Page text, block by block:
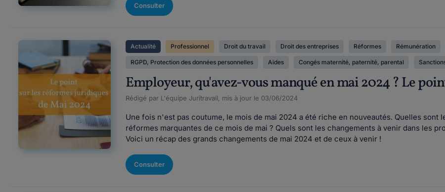
Consulter
Actualité Professionnel Droit du travail Droit des entreprises Réformes Rémunération
RGPD, Protection des données personnelles Aides Congés maternité, paternité, parental
Employeur, qu'avez-vous manqué en mai 2024 ? Le
Rédigé par L'équipe Juritravail, mis à jour le 03/06/2024
Une fois n'est pas coutume, le mois de mai 2024 a été riche en nouveautés. Quelles
réformes marquantes de ce mois de mai ? Quels sont les changements à venir dans les
Voici un récap des grands changements de mai 2024 et de ceux à venir !
Consulter